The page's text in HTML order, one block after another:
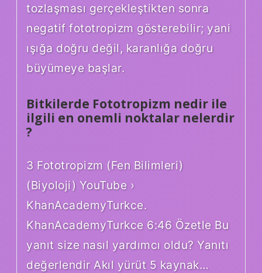
tozlaşması gerçekleştikten sonra
negatif fototropizm gösterebilir; yani
ışığa doğru değil, karanlığa doğru
büyümeye başlar.
Bitkilerde Fototropizm nedir ile
ilgili en onemli noktalar nelerdir
?
3 Fototropizm (Fen Bilimleri)
(Biyoloji) YouTube ›
KhanAcademyTurkce.
KhanAcademyTurkce 6:46 Özetle Bu
yanıt size nasıl yardımcı oldu? Yanıtı
değerlendir Akıl yürüt 5 kaynak…